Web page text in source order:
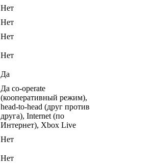
Нет
Нет
Нет
Нет
Да
Да co-operate
(кооперативный режим),
head-to-head (друг против
друга), Internet (по
Интернет), Xbox Live
Нет
Нет